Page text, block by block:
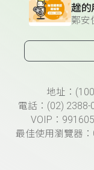
趖的
鄭安
頁尾資訊地址：
電話：(02)
VOIP：
最佳使用瀏覽器：